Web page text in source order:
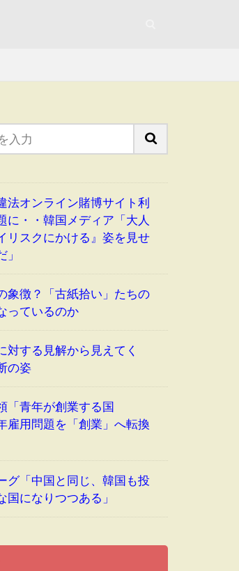
法オンライン賭博サイト利
に・・韓国メディア「大人
リスクにかける』姿を見せ
象徴？「古紙拾い」たちの
っているのか
対する見解から見えてく
の姿
「青年が創業する国
雇用問題を「創業」へ転換
グ「中国と同じ、韓国も投
国になりつつある」